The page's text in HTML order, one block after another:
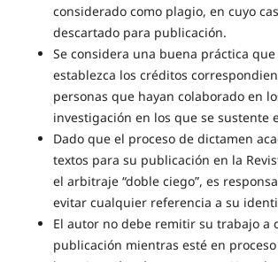
considerado como plagio, en cuyo
descartado para publicación.
Se considera una buena práctica
establezca los créditos
personas que hayan colaborado en
investigación en los que se sustente
Dado que el proceso de dictamen
textos para su publicación en la
el arbitraje “doble ciego”, es
evitar cualquier referencia a su
El autor no debe remitir su trabajo a
publicación mientras esté en